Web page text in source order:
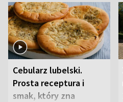
Cebularz lubelski.
Prosta receptura i
smak, który zna